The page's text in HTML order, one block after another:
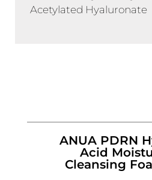
Acetylated Hyaluronate
ANUA PDRN
Acid
Cleansing